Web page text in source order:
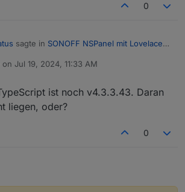
0
sagte in SONOFF NSPanel mit Lovelace
ab?
kommt von da. das schalten über SET
on Jul 19, 2024, 11:33 AM
by
ist noch v4.3.3.43. Daran
liegen, oder?
0